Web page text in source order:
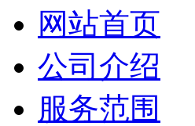
网站首页
公司介绍
服务范围